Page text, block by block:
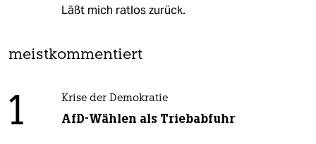
Läßt mich ratlos zurück.
meistkommentiert
1 Krise der Demokratie
AfD-Wählen als Triebabfuhr